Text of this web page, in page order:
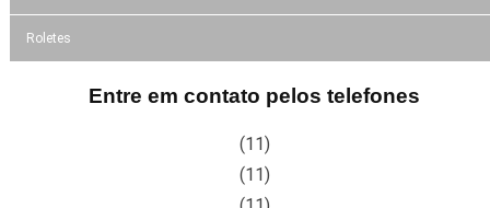
Roletes
Entre em contato pelos telefones
(11)
(11)